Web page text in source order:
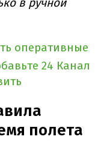
оперативные
24 Канал
полета